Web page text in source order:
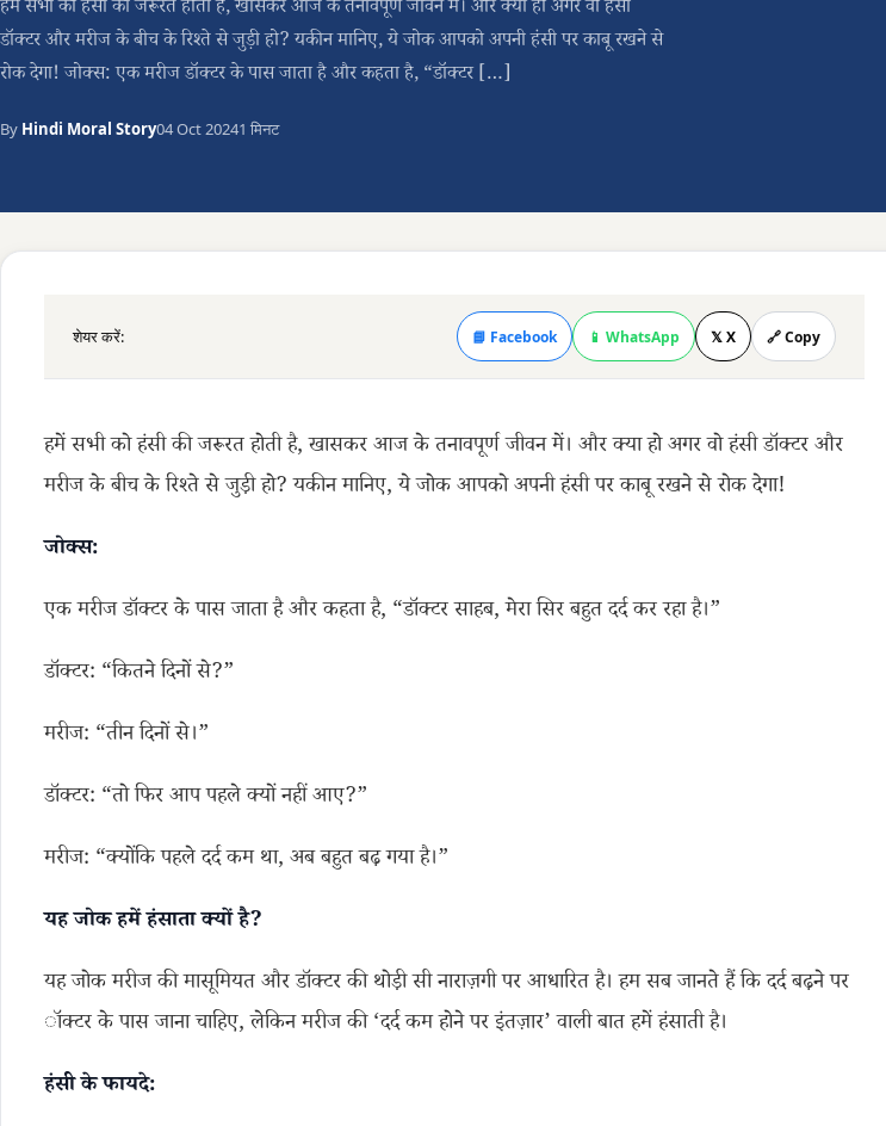
हमें सभी को हंसी की जरूरत होती है, खासकर आज के तनावपूर्ण जीवन में। और क्या हो अगर वो हंसी
डॉक्टर और मरीज के बीच के रिश्ते से जुड़ी हो? यकीन मानिए, ये जोक आपको अपनी हंसी पर काबू रखने से
रोक देगा! जोक्स: एक मरीज डॉक्टर के पास जाता है और कहता है, “डॉक्टर […]
By Hindi Moral Story04 Oct 20241 मिनट
शेयर करें: 📘 Facebook 📱 WhatsApp 𝕏 X 🔗 Copy
हमें सभी को हंसी की जरूरत होती है, खासकर आज के तनावपूर्ण जीवन में। और क्या हो अगर वो हंसी डॉक्टर और
मरीज के बीच के रिश्ते से जुड़ी हो? यकीन मानिए, ये जोक आपको अपनी हंसी पर काबू रखने से रोक देगा!
जोक्स:
एक मरीज डॉक्टर के पास जाता है और कहता है, “डॉक्टर साहब, मेरा सिर बहुत दर्द कर रहा है।”
डॉक्टर: “कितने दिनों से?”
मरीज: “तीन दिनों से।”
डॉक्टर: “तो फिर आप पहले क्यों नहीं आए?”
मरीज: “क्योंकि पहले दर्द कम था, अब बहुत बढ़ गया है।”
यह जोक हमें हंसाता क्यों है?
यह जोक मरीज की मासूमियत और डॉक्टर की थोड़ी सी नाराज़गी पर आधारित है। हम सब जानते हैं कि दर्द बढ़ने पर
ॉक्टर के पास जाना चाहिए, लेकिन मरीज की ‘दर्द कम होने पर इंतज़ार’ वाली बात हमें हंसाती है।
हंसी के फायदे: